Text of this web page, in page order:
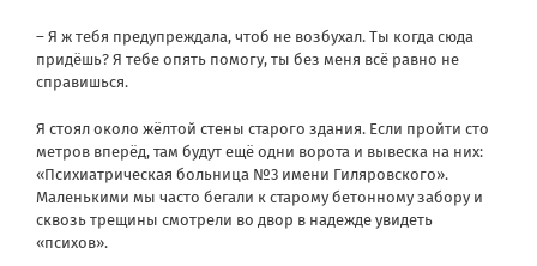
– Я ж тебя предупреждала, чтоб не возбухал. Ты когда сюда
придёшь? Я тебе опять помогу, ты без меня всё равно не
справишься.
Я стоял около жёлтой стены старого здания. Если пройти сто
метров вперёд, там будут ещё одни ворота и вывеска на них:
«Психиатрическая больница №3 имени Гиляровского».
Маленькими мы часто бегали к старому бетонному забору и
сквозь трещины смотрели во двор в надежде увидеть
«психов».